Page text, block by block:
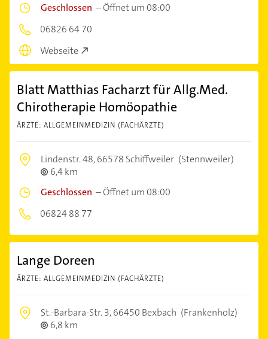
Geschlossen –Öffnet um 08:00
06826 64 70
Webseite
Blatt Matthias Facharzt für Allg.Med.
Chirotherapie Homöopathie
ÄRZTE: ALLGEMEINMEDIZIN (FACHÄRZTE)
Lindenstr. 48,66578 Schiffweiler (Stennweiler)
6,4 km
Geschlossen –Öffnet um 08:00
06824 88 77
Lange Doreen
ÄRZTE: ALLGEMEINMEDIZIN (FACHÄRZTE)
St.-Barbara-Str. 3,66450 Bexbach (Frankenholz)
6,8 km